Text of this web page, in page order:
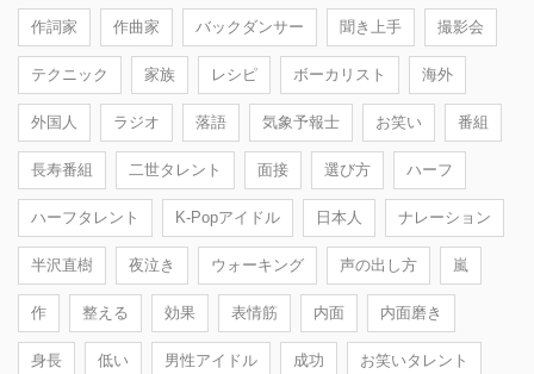
作詞家 作曲家 バックダンサー 聞き上手 撮影会
テクニック 家族 レシピ ボーカリスト 海外
外国人 ラジオ 落語 気象予報士 お笑い 番組
長寿番組 二世タレント 面接 選び方 ハーフ
ハーフタレント K-Popアイドル 日本人 ナレーション
半沢直樹 夜泣き ウォーキング 声の出し方 嵐
作 整える 効果 表情筋 内面 内面磨き
身長 低い 男性アイドル 成功 お笑いタレント